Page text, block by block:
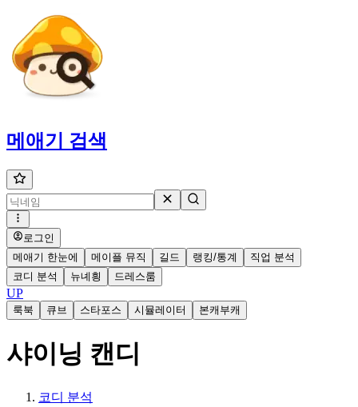
메애기 검색
로그인
메애기 한눈에
메이플 뮤직 길드 랭킹/통계
직업 분석
코디 분석
뉴녜힁 드레스룸
UP
룩북 큐브 스타포스 시뮬레이터 본캐부캐
샤이닝 캔디
코디 분석